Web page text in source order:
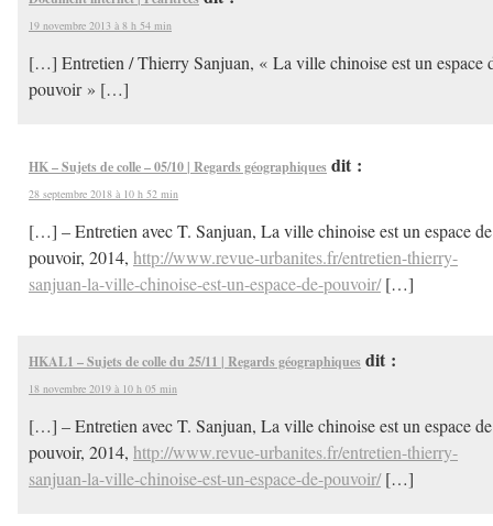
19 novembre 2013 à 8 h 54 min
[…] Entretien / Thierry Sanjuan, « La ville chinoise est un espace
pouvoir » […]
HK – Sujets de colle – 05/10 | Regards géographiques dit :
28 septembre 2018 à 10 h 52 min
[…] – Entretien avec T. Sanjuan, La ville chinoise est un espace de
pouvoir, 2014, http://www.revue-urbanites.fr/entretien-thierry-
sanjuan-la-ville-chinoise-est-un-espace-de-pouvoir/[…]
HKAL1 – Sujets de colle du 25/11 | Regards géographiques dit :
18 novembre 2019 à 10 h 05 min
[…] – Entretien avec T. Sanjuan, La ville chinoise est un espace de
pouvoir, 2014, http://www.revue-urbanites.fr/entretien-thierry-
sanjuan-la-ville-chinoise-est-un-espace-de-pouvoir/[…]